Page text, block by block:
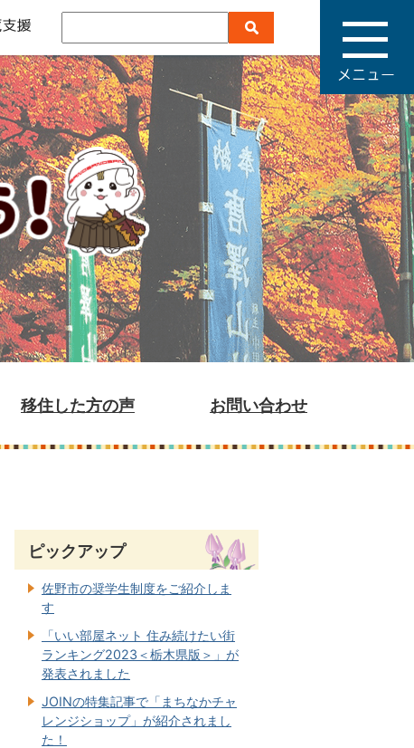
移住した方の声 お問い合わせ
ピックアップ
佐野市の奨学生制度をご紹介しま
す
「いい部屋ネット 住み続けたい街
ランキング2023＜栃木県版＞」が
発表されました
JOINの特集記事で「まちなかチャ
レンジショップ」が紹介されまし
た！